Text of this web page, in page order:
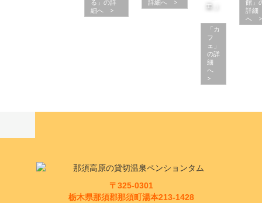
る」の詳
細へ >
詳細へ > ェ」
「カ
フ
ェ」
の詳
細
へ
>
館」
詳細
へ >
〒325-0301
栃木県那須郡那須町湯本213-1428